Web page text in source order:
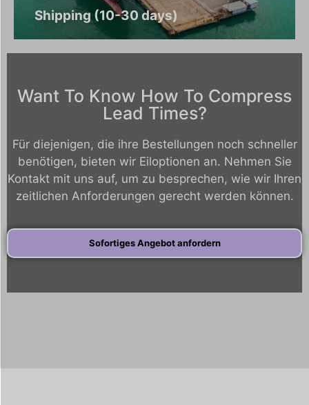
Shipping (10-30 days)
Want To Know How To Compress
Lead Times?
Für diejenigen, die ihre Bestellungen noch schneller
benötigen, bieten wir Eiloptionen an. Nehmen Sie
Kontakt mit uns auf, um zu besprechen, wie wir Ihren
zeitlichen Anforderungen gerecht werden können.
Sofortiges Angebot anfordern